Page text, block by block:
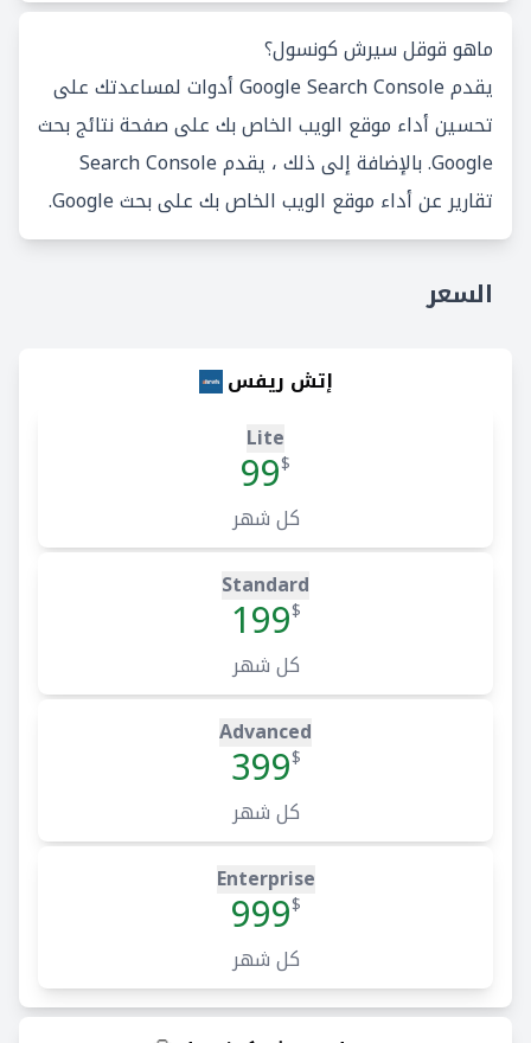
ماهو قوقل سيرش كونسول؟
يقدم Google Search Console أدوات لمساعدتك على
تحسين أداء موقع الويب الخاص بك على صفحة نتائج بحث
Google. بالإضافة إلى ذلك ، يقدم Search Console
تقارير عن أداء موقع الويب الخاص بك على بحث Google.
السعر
إتش ريفس
Lite
$
99
كل شهر
Standard
$
199
كل شهر
Advanced
$
399
كل شهر
Enterprise
$
999
كل شهر